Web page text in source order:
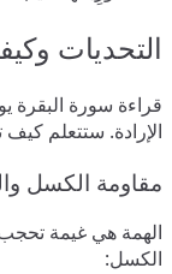
التحديات
قراءة سورة البقرة
الإرادة. ستتعلم
مقاومة الكسل
الهمة هي غيمة
الكسل: